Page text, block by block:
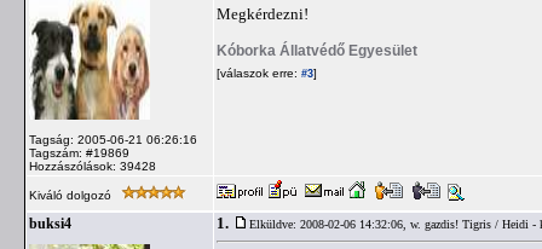
Tagság: 2005-06-21 06:26:16
Tagszám: #19869
Hozzászólások: 39428
Megkérdezni!
Kóborka Állatvédő Egyesület
[válaszok erre: #3]
Kiváló dolgozó
buksi4 1. Elküldve: 2008-02-06 14:32:06, w. gazdis! Tigris / Heidi -